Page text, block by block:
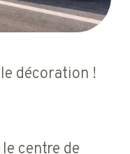
décoration !
centre de